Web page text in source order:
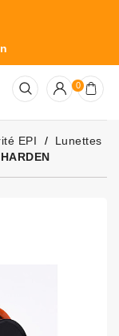
0
EPI
Lunettes